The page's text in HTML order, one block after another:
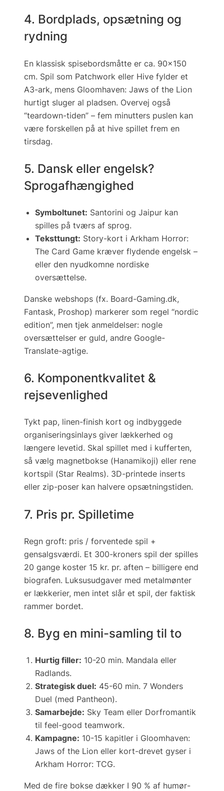
4. Bordplads, opsætning og
rydning
En klassisk spisebordsmåtte er ca. 90×150
cm. Spil som Patchwork eller Hive fylder et
A3-ark, mens Gloomhaven: Jaws of the Lion
hurtigt sluger al pladsen. Overvej også
“teardown­-tiden” – fem minutters puslen kan
være forskellen på at hive spillet frem en
tirsdag.
5. Dansk eller engelsk?
Sprogafhængighed
Symboltunet: Santorini og Jaipur kan
spilles på tværs af sprog.
Teksttungt: Story-kort i Arkham Horror:
The Card Game kræver flydende engelsk –
eller den nyudkomne nordiske
oversættelse.
Danske webshops (fx. Board-Gaming.dk,
Fantask, Proshop) markerer som regel “nordic
edition”, men tjek anmeldelser: nogle
oversættelser er guld, andre Google-
Translate-agtige.
6. Komponentkvalitet &
rejsevenlighed
Tykt pap, linen-finish kort og indbyggede
organiserings­inlays giver lækkerhed og
længere leve­tid. Skal spillet med i kufferten,
så vælg magnetbokse (Hanamikoji) eller rene
kortspil (Star Realms). 3D-printede inserts
eller zip-poser kan halvere opsætningstiden.
7. Pris pr. Spilletime
Regn groft: pris / forventede spil +
gensalgsværdi. Et 300-kroners spil der spilles
20 gange koster 15 kr. pr. aften – billigere end
biografen. Luksus­udgaver med metalmønter
er lækkerier, men intet slår et spil, der faktisk
rammer bordet.
8. Byg en mini-samling til to
Hurtig filler: 10-20 min. Mandala eller
Radlands.
Strategisk duel: 45-60 min. 7 Wonders
Duel (med Pantheon).
Samarbejde: Sky Team eller Dorfromantik
til feel-good teamwork.
Kampagne: 10-15 kapitler i Gloomhaven:
Jaws of the Lion eller kort-drevet gyser i
Arkham Horror: TCG.
Med de fire bokse dækker I 90 % af humør­